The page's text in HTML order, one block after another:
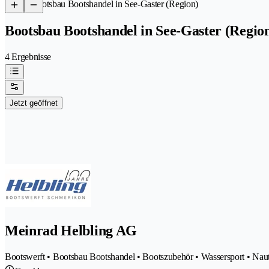
/Bootsbau Bootshandel in See-Gaster (Region)
Bootsbau Bootshandel in See-Gaster
4 Ergebnisse
Jetzt geöffnet
Meinrad Helbling AG
Bootswerft • Bootsbau Bootshandel • Bootszubehör • Wassersport •